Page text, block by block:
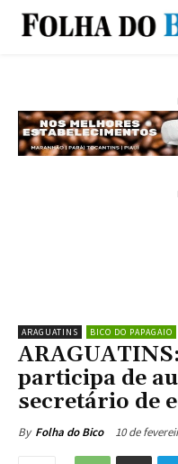
ARAGUATINS BICO DO PAPAGAIO
participa de
secretário de
By Folha do Bico 10 de